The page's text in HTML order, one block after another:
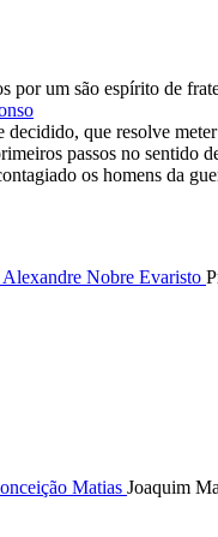
por um são espírito de
decidido, que resolve
passos no sentido
os homens da
Joaquim